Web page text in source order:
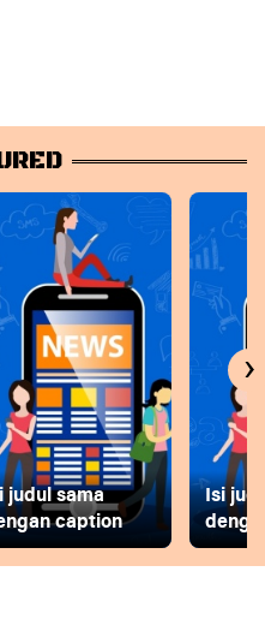
judul sama
caption
Isi
›